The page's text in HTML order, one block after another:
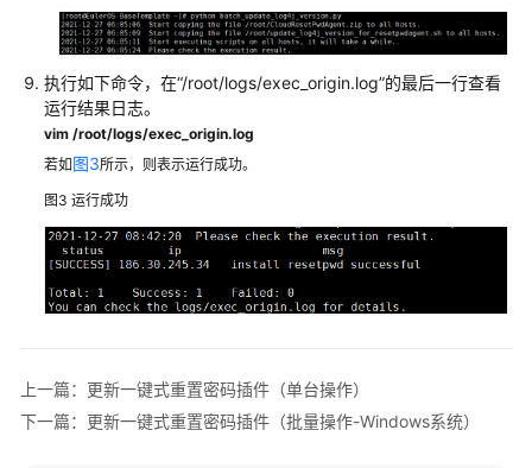
安
一
键
重
置
密
码
件
新
一
执行如下命令，在“/root/logs/exec_origin.log”的最后一行查看
运行结果日志。
vim /root/logs/exec_origin.log
若如图3所示，则表示运行成功。
图3 运行成功
上一篇：更新一键式重置密码插件（单台操作）
下一篇：更新一键式重置密码插件（批量操作-Windows系统）